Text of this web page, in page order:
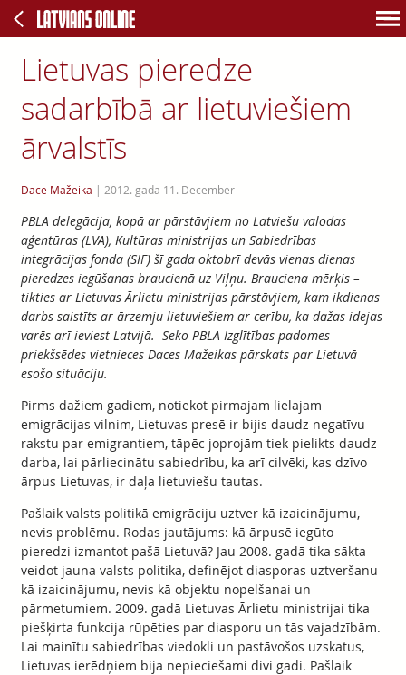
Lietuvas pieredze
sadarbībā ar lietuviešiem
ārvalstīs
Dace Mažeika | 2012. gada 11. December
PBLA delegācija, kopā ar pārstāvjiem no Latviešu valodas
aģentūras (LVA), Kultūras ministrijas un Sabiedrības
integrācijas fonda (SIF) šī gada oktobrī devās vienas dienas
pieredzes iegūšanas braucienā uz Viļņu. Brauciena mērķis –
tikties ar Lietuvas Ārlietu ministrijas pārstāvjiem, kam ikdienas
darbs saistīts ar ārzemju lietuviešiem ar cerību, ka dažas idejas
varēs arī ieviest Latvijā. Seko PBLA Izglītības padomes
priekšsēdes vietnieces Daces Mažeikas pārskats par Lietuvā
esošo situāciju.
Pirms dažiem gadiem, notiekot pirmajam lielajam
emigrācijas vilnim, Lietuvas presē ir bijis daudz negatīvu
rakstu par emigrantiem, tāpēc joprojām tiek pielikts daudz
darba, lai pārliecinātu sabiedrību, ka arī cilvēki, kas dzīvo
ārpus Lietuvas, ir daļa lietuviešu tautas.
Pašlaik valsts politikā emigrāciju uztver kā izaicinājumu,
nevis problēmu. Rodas jautājums: kā ārpusē iegūto
pieredzi izmantot pašā Lietuvā? Jau 2008. gadā tika sākta
veidot jauna valsts politika, definējot diasporas uztveršanu
kā izaicinājumu, nevis kā objektu nopelšanai un
pārmetumiem. 2009. gadā Lietuvas Ārlietu ministrijai tika
piešķirta funkcija rūpēties par diasporu un tās vajadzībām.
Lai mainītu sabiedrības viedokli un pastāvošos uzskatus,
Lietuvas ierēdņiem bija nepieciešami divi gadi. Pašlaik